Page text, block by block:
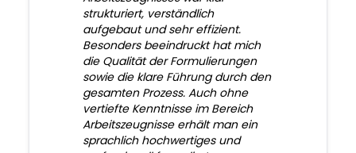
strukturiert, verständlich
aufgebaut und sehr effizient.
Besonders beeindruckt hat mich
die Qualität der Formulierungen
sowie die klare Führung durch den
gesamten Prozess. Auch ohne
vertiefte Kenntnisse im Bereich
Arbeitszeugnisse erhält man ein
sprachlich hochwertiges und